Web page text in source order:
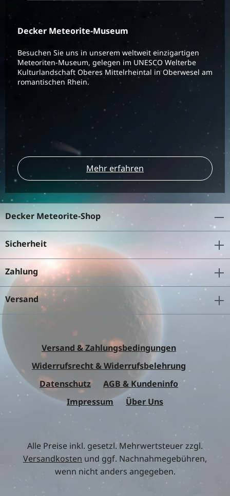
Decker Meteorite-Museum
Besuchen Sie uns in unserem weltweit einzigartigen
Meteoriten-Museum, gelegen im UNESCO Welterbe
Kulturlandschaft Oberes Mittelrheintal in Oberwesel am
romantischen Rhein.
Mehr erfahren
Decker Meteorite-Shop
Sicherheit
Zahlung
Versand
Versand & Zahlungsbedingungen
Widerrufsrecht & Widerrufsbelehrung
Datenschutz
AGB & Kundeninfo
Impressum
Über Uns
Alle Preise inkl. gesetzl. Mehrwertsteuer zzgl.
Versandkosten und ggf. Nachnahmegebühren,
wenn nicht anders angegeben.